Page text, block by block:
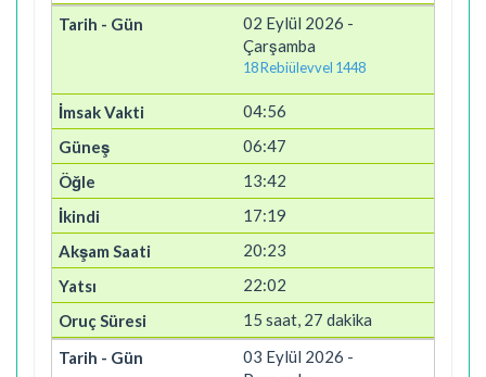
02 Eylül 2026 -
Çarşamba
18 Rebiülevvel 1448
04:56
06:47
13:42
17:19
20:23
22:02
15 saat, 27 dakika
03 Eylül 2026 -